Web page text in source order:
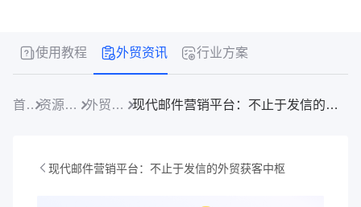
使用教程 外贸资讯 行业方案
首页 资源中心 外贸资讯 现代邮件营销平台：不止于发信的外贸获客中枢
现代邮件营销平台：不止于发信的外贸获客中枢